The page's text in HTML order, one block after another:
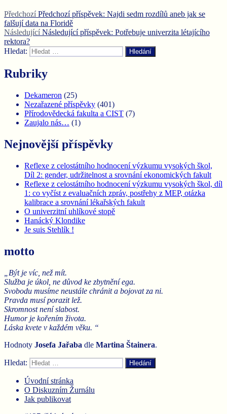
Předchozí Předchozí příspěvek: Najdi sedm rozdílů aneb jak se
falšují data na Floridě
Následující Následující příspěvek: Potřebuje univerzita létajícího
rektora?
Hledat:
Hledání
Rubriky
Dekameron (25)
Nezařazené příspěvky (401)
Přírodovědecká fakulta a CIST (7)
Zaujalo nás… (1)
Nejnovější příspěvky
Reflexe z celostátního hodnocení výzkumu vysokých škol,
Díl 2: gender, udržitelnost a srovnání ekonomických fakult
Reflexe z celostátního hodnocení výzkumu vysokých škol, díl
1: co vyčíst z evaluačních zpráv, postřehy z MEP, otázka
kalibrace a srovnání lékařských fakult
O univerzitní uhlíkové stopě
Hanácký Klondike
Je suis Stehlík !
motto
„Být je víc, než mít.
Služba je úkol, ne důvod ke zbytnění ega.
Svobodu musíme neustále chránit a bojovat za ni.
Pravda musí porazit lež.
Skromnost není slabost.
Humor je kořením života.
Láska kvete v každém věku. “
Hodnoty Josefa Jařaba dle Martina Štainera.
Hledat: Hledání
Úvodní stránka
O Diskuzním Žurnálu
Jak publikovat